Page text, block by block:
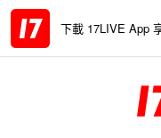
下載 17LIVE App